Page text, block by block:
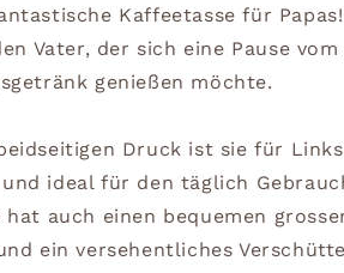
Kaffeetasse für
Vater, der sich eine Pause
genießen möchte.
Druck ist sie für
ideal für den täglich
hat auch einen bequemen
ein versehentliches